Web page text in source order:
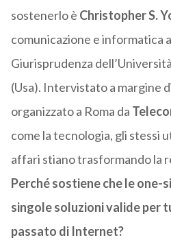
sostenerlo è Christopher S.
comunicazione e informatica
Giurisprudenza
(Usa). Intervistato a margine
organizzato a Roma da
come la tecnologia, gli stessi
affari stiano trasformando la
Perché sostiene che le
singole soluzioni valide per
passato di Internet?